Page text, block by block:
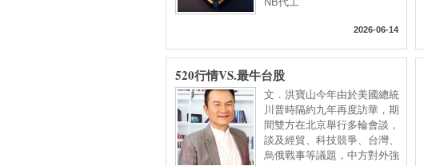
2026-06-14
520行情VS.最牛台股
文．洪寶山今年由於美國總統
川普時隔約九年再度訪華，期
間雙方在北京舉行多輪會談，
談及經貿、科技競爭、台灣、
烏俄戰事等議題，中方對外強